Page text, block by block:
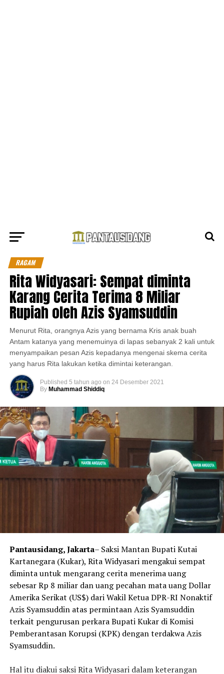
RAGAM
Rita Widyasari: Sempat diminta
Karang Cerita Terima 8 Miliar
Rupiah oleh Azis Syamsuddin
Menurut Rita, orangnya Azis yang bernama Kris anak buah
Antam katanya yang menemuinya di lapas sebanyak 2 kali untuk
menyampaikan pesan Azis kepadanya mengenai skema cerita
yang harus Rita lakukan ketika dimintai keterangan.
Published 5 tahun ago on 24 Desember 2021
By Muhammad Shiddiq
Pantausidang, Jakarta– Saksi Mantan Bupati Kutai
Kartanegara (Kukar), Rita Widyasari mengakui sempat
diminta untuk mengarang cerita menerima uang
sebesar Rp 8 miliar dan uang pecahan mata uang Dollar
Amerika Serikat (US$) dari Wakil Ketua DPR-RI Nonaktif
Azis Syamsuddin atas permintaan Azis Syamsuddin
terkait pengurusan perkara Bupati Kukar di Komisi
Pemberantasan Korupsi (KPK) dengan terdakwa Azis
Syamsuddin.
Hal itu diakui saksi Rita Widyasari dalam keterangan